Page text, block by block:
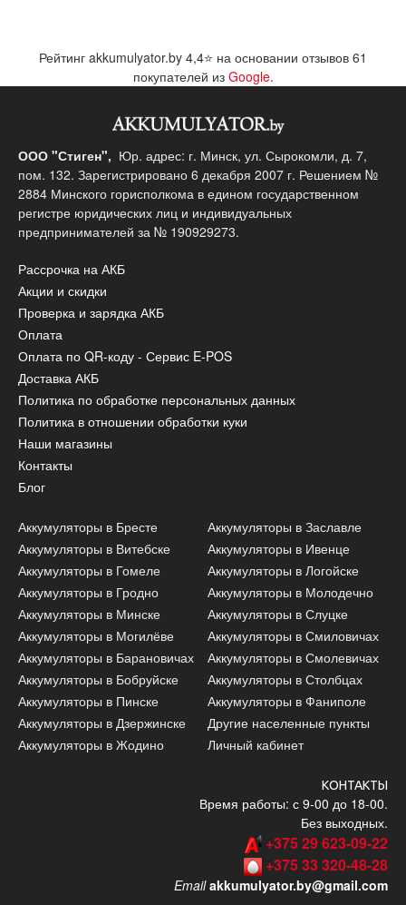
Рейтинг akkumulyator.by 4,4⭐ на основании отзывов 61
покупателей из Google.
ООО "Стиген", Юр. адрес: г. Минск, ул. Сырокомли, д. 7,
пом. 132. Зарегистрировано 6 декабря 2007 г. Решением №
2884 Минского горисполкома в едином государственном
регистре юридических лиц и индивидуальных
предпринимателей за № 190929273.
Рассрочка на АКБ
Акции и скидки
Проверка и зарядка АКБ
Оплата
Оплата по QR-коду - Сервис E-POS
Доставка АКБ
Политика по обработке персональных данных
Политика в отношении обработки куки
Наши магазины
Контакты
Блог
Аккумуляторы в Бресте
Аккумуляторы в Витебске
Аккумуляторы в Гомеле
Аккумуляторы в Гродно
Аккумуляторы в Минске
Аккумуляторы в Могилёве
Аккумуляторы в Барановичах
Аккумуляторы в Бобруйске
Аккумуляторы в Пинске
Аккумуляторы в Дзержинске
Аккумуляторы в Жодино
Аккумуляторы в Заславле
Аккумуляторы в Ивенце
Аккумуляторы в Логойске
Аккумуляторы в Молодечно
Аккумуляторы в Слуцке
Аккумуляторы в Смиловичах
Аккумуляторы в Смолевичах
Аккумуляторы в Столбцах
Аккумуляторы в Фаниполе
Другие населенные пункты
Личный кабинет
КОНТАКТЫ
Время работы: с 9-00 до 18-00.
Без выходных.
+375 29 623-09-22
+375 33 320-48-28
Email akkumulyator.by@gmail.com